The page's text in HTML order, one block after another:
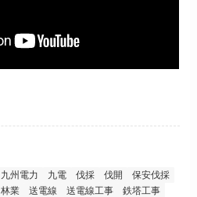
九州電力 九電 伐採 伐開
保安伐採
林業 送電線 送電線工事
鉄塔工事